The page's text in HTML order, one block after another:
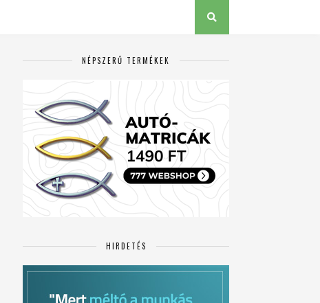
NÉPSZERŰ TERMÉKEK
HIRDETÉS